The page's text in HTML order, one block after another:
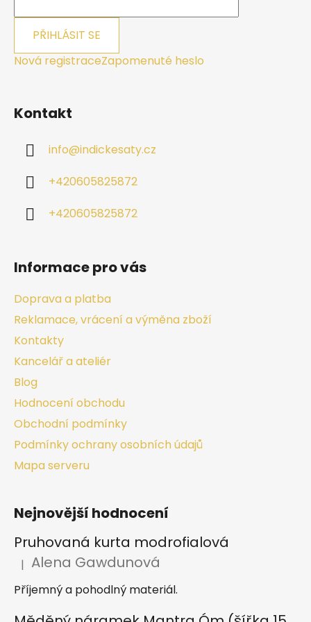
PŘIHLÁSIT SE
Nová registraceZapomenuté heslo
Kontakt
info@indickesaty.cz
+420605825872
+420605825872
Informace pro vás
Doprava a platba
Reklamace, vrácení a výměna zboží
Kontakty
Kancelář a ateliér
Blog
Hodnocení obchodu
Obchodní podmínky
Podmínky ochrany osobních údajů
Mapa serveru
Nejnovější hodnocení
Pruhovaná kurta modrofialová
Hodnocení produktu je 5 z 5 hvězdiček.
| Alena Gawdunová
Příjemný a pohodlný materiál.